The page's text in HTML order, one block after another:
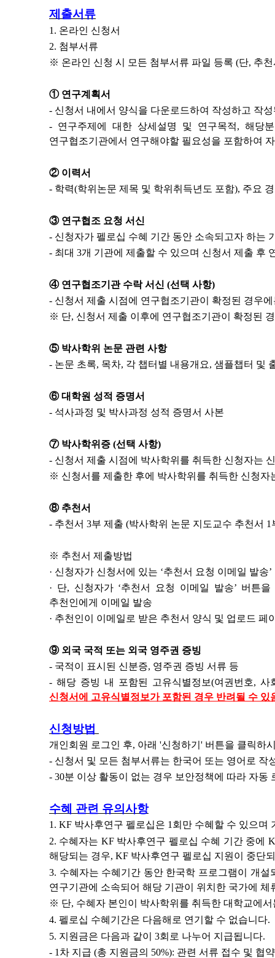
제출서류
1. 온라인 신청서
2. 첨부서류
※ 온라인 신청 시 모든 첨부서류 파일 등록 (단, 추
① 연구계획서
- 신청서 내에서 양식을 다운로드하여 작성하고 작
- 연구주제에 대한 상세설명 및 연구목적, 해당
연구협조기관에서 연구해야할 필요성을 포함하여
② 이력서
- 학력(학위논문 제목 및 학위취득년도 포함), 주요
③ 연구협조 요청 서신
- 신청자가 펠로십 수혜 기간 동안 소속되고자 하는
- 최대 3개 기관에 제출할 수 있으며 신청서 제출 후
④ 연구협조기관 수락 서신 (선택 사항)
- 신청서 제출 시점에 연구협조기관이 확정된 경우
※ 단, 신청서 제출 이후에 연구협조기관이 확정된
⑤ 박사학위 논문 관련 사항
- 논문 초록, 목차, 각 챕터별 내용개요, 샘플챕터 및
⑥대학원 성적 증명서
- 석사과정 및 박사과정 성적 증명서 사본
⑦ 박사학위증 (선택 사항)
- 신청서 제출 시점에 박사학위를 취득한 신청자는
※ 신청서를 제출한 후에 박사학위를 취득한 신청
⑧ 추천서
- 추천서 3부 제출 (박사학위 논문 지도교수 추천서 1
※ 추천서 제출방법
· 신청자가 신청서에 있는 ‘추천서 요청 이메일 발송’
· 단, 신청자가 ‘추천서 요청 이메일 발송’ 버튼
추천인에게 이메일 발송
· 추천인이 이메일로 받은 추천서 양식 및 업로드 페
⑨ 외국 국적 또는 외국 영주권 증빙
- 국적이 표시된 신분증, 영주권 증빙 서류 등
- 해당 증빙 내 포함된 고유식별정보(여권번호,
신청서에 고유식별정보가 포함된 경우 반려될 수 있
신청방법
개인회원 로그인 후, 아래 '신청하기' 버튼을 클릭하
- 신청서 및 모든 첨부서류는 한국어 또는 영어로 작
- 30분 이상 활동이 없는 경우 보안정책에 따라 자
수혜 관련 유의사항
1. KF 박사후연구 펠로십은 1 회만 수혜할 수 있으며
2. 수혜자는 KF 박사후연구 펠로십 수혜 기간 중에
해당되는 경우, KF 박사후연구 펠로십 지원이 중단
3. 수혜자는 수혜기간 동안 한국학 프로그램이 개
연구기관에 소속되어 해당 기관이 위치한 국가에
※ 단, 수혜자 본인이 박사학위를 취득한 대학교에
4. 펠로십 수혜기간은 다음해로 연기할 수 없습니다.
5. 지원금은 다음과 같이 3회로 나누어 지급됩니다.
- 1 차 지급 (총 지원금의 50%): 관련 서류 접수 및 협